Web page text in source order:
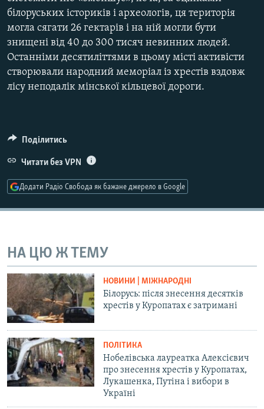
білоруських істориків і археологів, ця територія
могла сягати 26 гектарів і на ній могли бути
знищені від 40 до 300 тисяч невинних людей.
Останніми десятиліттями в цьому місті активісти
створювали народний меморіал із хрестів вздовж
лісу неподалік мінської кільцевої дороги.
Поділитись
Читати без VPN
Додати Радіо Свобода як бажане джерело в Google
НА ЦЮ Ж ТЕМУ
НОВИНИ | МІЖНАРОДНІ
Білорусь: після знесення десятків
хрестів у Куропатах є затримані
ПОЛІТИКА
Нобелівська лауреатка Алексієвич
про знесення хрестів у Куропатах,
Лукашенка, Путіна і вибори в
Україні